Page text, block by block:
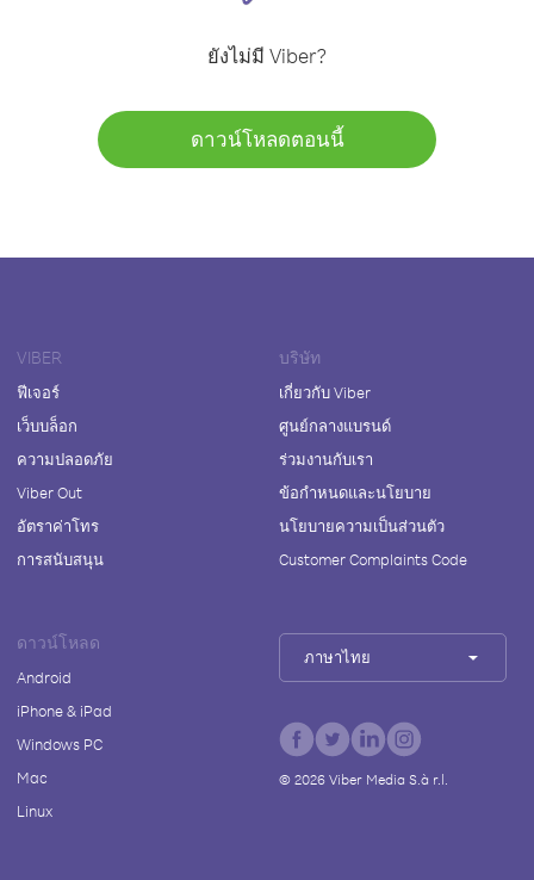
ยังไม่มี Viber?
ดาวน์โหลดตอนนี้
VIBER
ฟีเจอร์
เว็บบล็อก
ความปลอดภัย
Viber Out
อัตราค่าโทร
การสนับสนุน
บริษัท
เกี่ยวกับ Viber
ศูนย์กลางแบรนด์
ร่วมงานกับเรา
ข้อกำหนดและนโยบาย
นโยบายความเป็นส่วนตัว
Customer Complaints Code
ดาวน์โหลด
Android
iPhone & iPad
Windows PC
Mac
Linux
ภาษาไทย
© 2026Viber Media S.à r.l.